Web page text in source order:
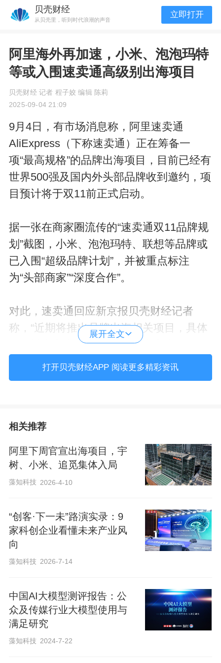
贝壳财经
从贝壳里，听到时代浪潮的声音
立即打开
阿里海外再加速，小米、泡泡玛特
等或入围速卖通高级别出海项目
贝壳财经 记者 程子姣 编辑 陈莉
2025-09-04 21:09
9月4日，有市场消息称，阿里速卖通
AliExpress（下称速卖通）正在筹备一
项“最高规格”的品牌出海项目，目前已经有
世界500强及国内外头部品牌收到邀约，项
目预计将于双11前正式启动。
据一张在商家圈流传的“速卖通双11品牌规
划”截图，小米、泡泡玛特、联想等品牌或
已入围“超级品牌计划”，并被重点标注
为“头部商家”“深度合作”。
对此，速卖通回应新京报贝壳财经记者
称，“近期将推出品牌出海相关项目，具体
信息以官方发布为准。”尽管官方未披露更
多细节，但结合行业背景与速卖通过往动
作，这一项目的推出被业内解读为“跨境电
低价抢市场转向品牌合作，热门合作品牌
曝光
过去几年，跨境电商行业深陷低价竞争泥
示，2024年跨境电商行业近半数卖家利润
下滑（相比2023年），有13%卖家的利润
下滑幅度超过50%。在此背景下，“品牌出
海”或成为“反内卷”解法之一。
速卖通在品牌出海方面早已布局。新京报
贝壳财经记者获悉，早在2024年，速卖通
就筹备推出了“品牌出海计划”，截至2025
年3月，加入该计划的品牌中，95%已达成
展开全文
打开贝壳财经APP 阅读更多精彩资讯
相关推荐
阿里下周官宣出海项目，宇
树、小米、追觅集体入局
藻知科技 2026-4-10
“创客·下一未”路演实录：9
家科创企业看懂未来产业风
向
藻知科技 2026-7-14
中国AI大模型测评报告：公
众及传媒行业大模型使用与
满足研究
藻知科技 2024-7-22